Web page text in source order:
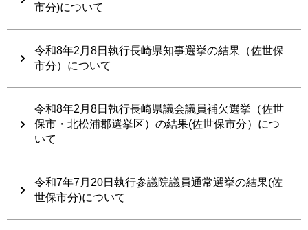
市分)について
令和8年2月8日執行長崎県知事選挙の結果（佐世保
市分）について
令和8年2月8日執行長崎県議会議員補欠選挙（佐世
保市・北松浦郡選挙区）の結果(佐世保市分）につ
いて
令和7年7月20日執行参議院議員通常選挙の結果(佐
世保市分)について